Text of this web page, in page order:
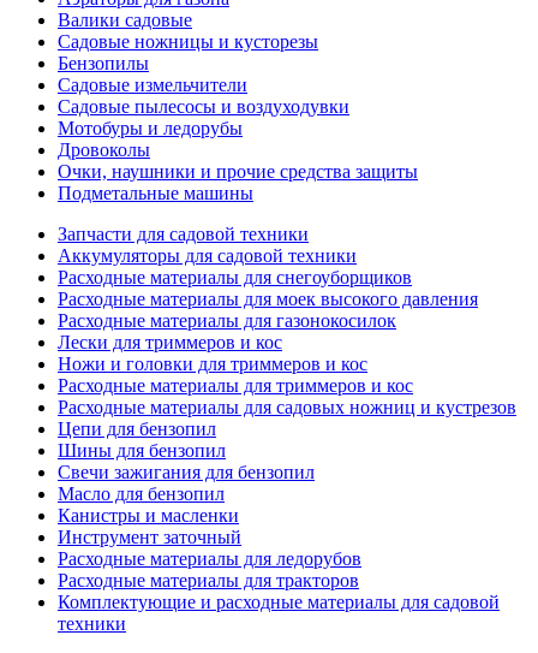
Валики садовые
Садовые ножницы и кусторезы
Бензопилы
Садовые измельчители
Садовые пылесосы и воздуходувки
Мотобуры и ледорубы
Дровоколы
Очки, наушники и прочие средства защиты
Подметальные машины
Запчасти для садовой техники
Аккумуляторы для садовой техники
Расходные материалы для снегоуборщиков
Расходные материалы для моек высокого давления
Расходные материалы для газонокосилок
Лески для триммеров и кос
Ножи и головки для триммеров и кос
Расходные материалы для триммеров и кос
Расходные материалы для садовых ножниц и кустрезов
Цепи для бензопил
Шины для бензопил
Свечи зажигания для бензопил
Масло для бензопил
Канистры и масленки
Инструмент заточный
Расходные материалы для ледорубов
Расходные материалы для тракторов
Комплектующие и расходные материалы для садовой
техники